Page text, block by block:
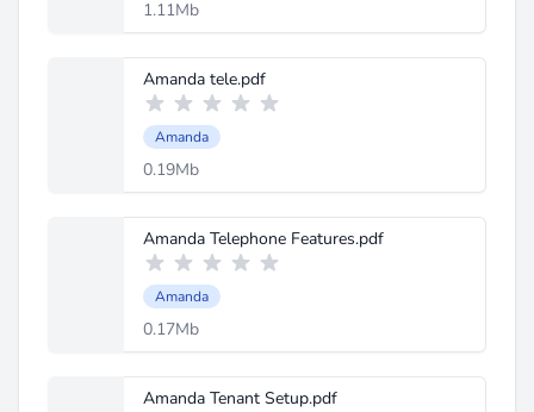
1.11Mb
Amanda tele.pdf
Amanda
0.19Mb
Amanda Telephone Features.pdf
Amanda
0.17Mb
Amanda Tenant Setup.pdf